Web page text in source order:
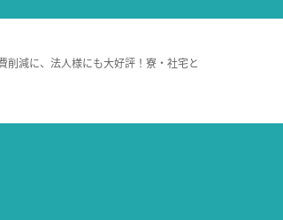
減に、法人様にも大好評！寮・社宅と